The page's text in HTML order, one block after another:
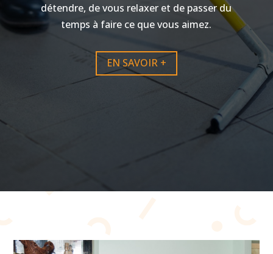
détendre, de vous relaxer et de passer du
temps à faire ce que vous aimez.
EN SAVOIR +